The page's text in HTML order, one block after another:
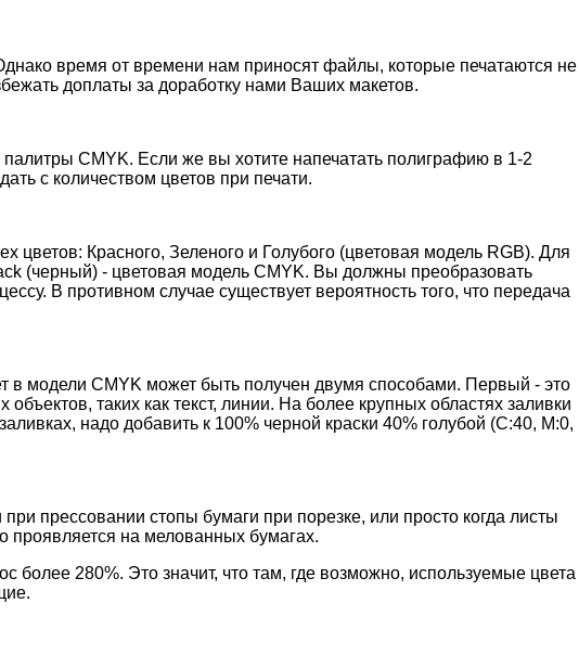
время от времени нам приносят файлы, которые печатаются не
доплаты за доработку нами Ваших макетов.
CMYK. Если же вы хотите напечатать полиграфию в 1-2
с количеством цветов при печати.
Красного, Зеленого и Голубого (цветовая модель RGB). Для
(черный) - цветовая модель CMYK. Вы должны преобразовать
В противном случае существует вероятность того, что передача
в модели CMYK может быть получен двумя способами. Первый - это
таких как текст, линии. На более крупных областях заливки
надо добавить к 100% черной краски 40% голубой (C:40, M:0,
прессовании стопы бумаги при порезке, или просто когда листы
проявляется на мелованных бумагах.
280%. Это значит, что там, где возможно, используемые цвета